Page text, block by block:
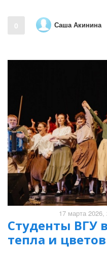
0 Саша Акинина
17 марта 2026,
Студенты ВГУ
тепла и